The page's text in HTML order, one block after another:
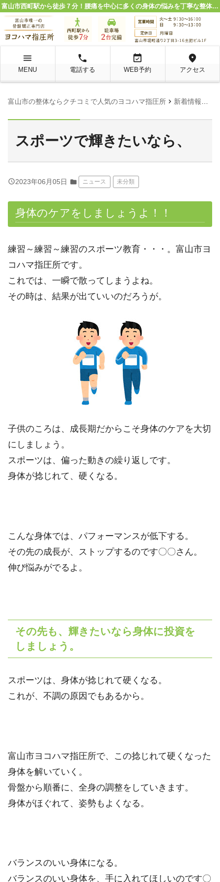
富山市西町駅から徒歩７分！腰痛を中心に多くの身体の悩みを丁寧な整体施術で解決。
menu
MENU
local_phone
電話する
event_available
WEB予約
location_on
アクセス
富山市の整体ならクチコミで人気のヨコハマ指圧所 chevron_right 新着情報
スポーツで輝きたいなら、
query_builder2023年06月05日 folder ニュース 未分類
身体のケアをしましょうよ！！
練習～練習～練習のスポーツ教育・・・。富山市ヨ
コハマ指圧所です。
これでは、一瞬で散ってしまうよね。
その時は、結果が出ていいのだろうが。
子供のころは、成長期だからこそ身体のケアを大切
にしましょう。
スポーツは、偏った動きの繰り返しです。
身体が捻じれて、硬くなる。
こんな身体では、パフォーマンスが低下する。
その先の成長が、ストップするのです〇〇さん。
伸び悩みがでるよ。
その先も、輝きたいなら身体に投資を
しましょう。
スポーツは、身体が捻じれて硬くなる。
これが、不調の原因でもあるから。
富山市ヨコハマ指圧所で、この捻じれて硬くなった
身体を解いていく。
骨盤から順番に、全身の調整をしていきます。
身体がほぐれて、姿勢もよくなる。
バランスのいい身体になる。
バランスのいい身体を、手に入れてほしいのです〇